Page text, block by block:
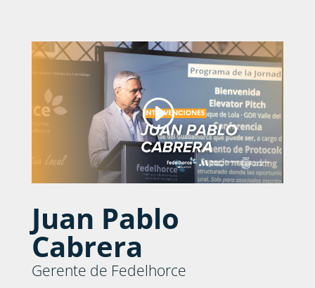
Juan Pablo
Cabrera
Gerente de Fedelhorce